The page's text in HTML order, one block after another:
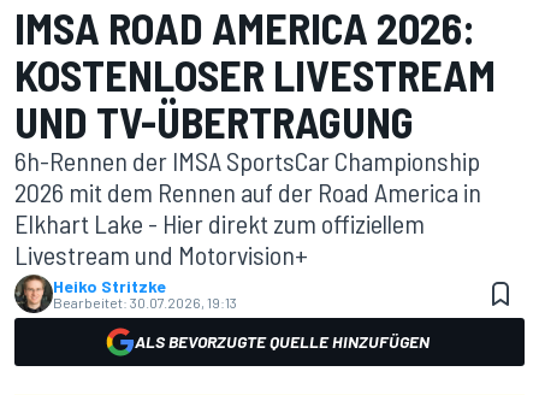
IMSA ROAD AMERICA 2026:
KOSTENLOSER LIVESTREAM
UND TV-ÜBERTRAGUNG
6h-Rennen der IMSA SportsCar Championship
2026 mit dem Rennen auf der Road America in
Elkhart Lake - Hier direkt zum offiziellem
Livestream und Motorvision+
Heiko Stritzke
Bearbeitet: 30.07.2026, 19:13
ALS BEVORZUGTE QUELLE HINZUFÜGEN